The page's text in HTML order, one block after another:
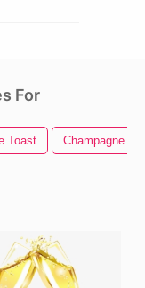
For
Toast Champagne